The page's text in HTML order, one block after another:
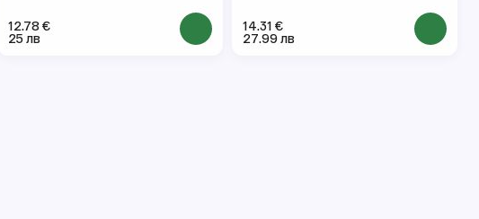
12.78 €
25 лв
14.31 €
27.99 лв